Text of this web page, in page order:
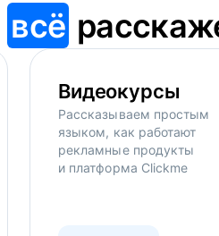
всё
Видеокурсы
Рассказываем простым
языком, как работают
рекламные продукты
и платформа Clickme